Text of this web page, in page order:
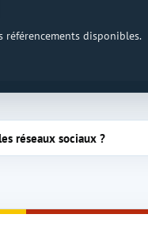
disponibles.
réseaux sociaux ?